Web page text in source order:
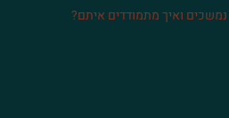
ואיך מתמודדים איתם?